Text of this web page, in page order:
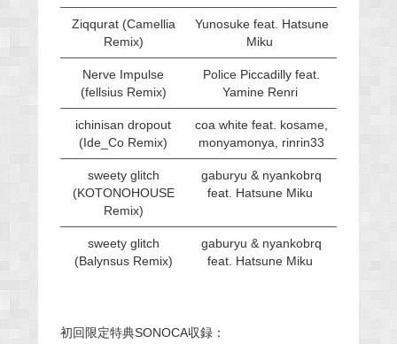
Ziqqurat (Camellia
Remix)
Yunosuke feat. Hatsune
Miku
Nerve Impulse
(fellsius Remix)
Police Piccadilly feat.
Yamine Renri
ichinisan dropout
(Ide_Co Remix)
coa white feat. kosame,
monyamonya, rinrin33
sweety glitch
(KOTONOHOUSE
Remix)
gaburyu & nyankobrq
feat. Hatsune Miku
sweety glitch
(Balynsus Remix)
gaburyu & nyankobrq
feat. Hatsune Miku
初回限定特典SONOCA収録：